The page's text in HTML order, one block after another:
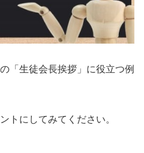
「生徒会長挨拶」に役立つ例
トにしてみてください。